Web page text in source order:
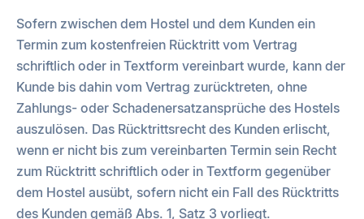
Sofern zwischen dem Hostel und dem Kunden ein
Termin zum kostenfreien Rücktritt vom Vertrag
schriftlich oder in Textform vereinbart wurde, kann der
Kunde bis dahin vom Vertrag zurücktreten, ohne
Zahlungs- oder Schadenersatzansprüche des Hostels
auszulösen. Das Rücktrittsrecht des Kunden erlischt,
wenn er nicht bis zum vereinbarten Termin sein Recht
zum Rücktritt schriftlich oder in Textform gegenüber
dem Hostel ausübt, sofern nicht ein Fall des Rücktritts
des Kunden gemäß Abs. 1, Satz 3 vorliegt.